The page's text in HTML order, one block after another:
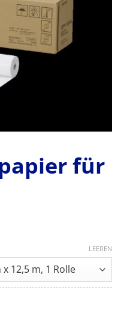
für
€
LEEREN